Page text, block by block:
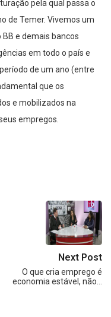
pela qual passa o
de Temer. Vivemos um
e demais bancos
em todo o país e
de um ano (entre
que os
e mobilizados na
empregos.
Next Post
O que cria emprego é
economia estável, não…